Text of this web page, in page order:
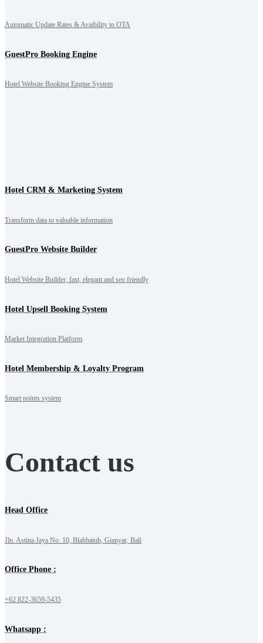
Automatic Update Rates & Avaibility to OTA
GuestPro Booking Engine
Hotel Website Booking Engine System
Hotel CRM & Marketing System
Transform data to valuable information
GuestPro Website Builder
Hotel Website Builder, fast, elegant and seo friendly
Hotel Upsell Booking System
Market Integration Platform
Hotel Membership & Loyalty Program
Smart points system
Contact us
Head Office
Jln. Astina Jaya No. 10, Blahbatuh, Gianyar, Bali
Office Phone :
+62 822-3659-5435
Whatsapp :